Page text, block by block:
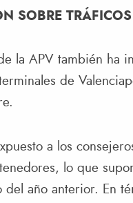
SOBRE
la APV también ha
de
a los
lo que
del año anterior. En